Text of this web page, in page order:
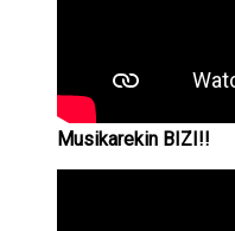
Musikarekin BIZI!!